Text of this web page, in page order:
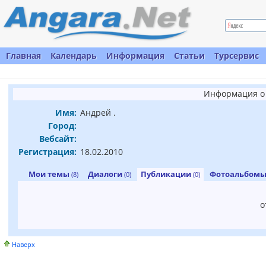
Главная Календарь Информация Статьи Турсервис
Информация о
Имя: Андрей .
Город:
Вебсайт:
Регистрация: 18.02.2010
Мои темы (8) Диалоги (0) Публикации (0)
Наверх